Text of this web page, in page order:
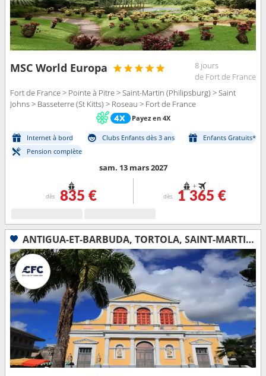
MSC World Europa
8 jours
de Fort de France
Fort de France > Pointe à Pitre > Saint-Martin (Philipsburg) > Saint
Johns > Basseterre (St Kitts) > Roseau > Fort de France
Payez en 4X
Internet à bord Clubs Enfants dès 3 ans
Enfants Gratuits*
Pension complète
sam. 13 mars 2027
dès 835 €
+
dès 1 365 €
ANTIGUA-ET-BARBUDA, TORTOLA, SAINT-MARTIN, BARBADE, BONAIRE, GUADELOUPE